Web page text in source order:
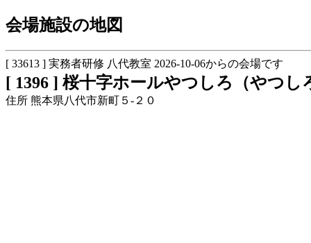
会場施設の地図
[ 33613 ] 実務者研修 八代教室 2026-10-06からの会場です
[ 1396 ] 桜十字ホールやつしろ（やつし
住所 熊本県八代市新町５-２０